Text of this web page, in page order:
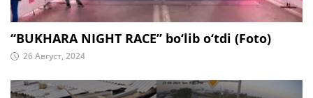
“BUKHARA NIGHT RACE” bo‘lib o‘tdi (Foto)
26 Август, 2024